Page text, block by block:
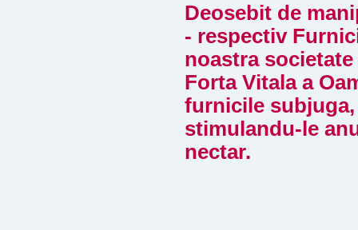
Deosebit de
- respectiv
noastra
Forta Vitala a
furnicile subjuga,
stimulandu-le
nectar.